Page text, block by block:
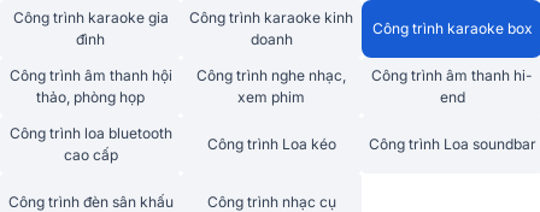
Công trình karaoke gia
đình
Công trình karaoke kinh
doanh
Công trình karaoke box
Công trình âm thanh hội
thảo, phòng họp
Công trình nghe nhạc,
xem phim
Công trình âm thanh hi-
end
Công trình loa bluetooth
cao cấp
Công trình Loa kéo Công trình Loa soundbar
Công trình đèn sân khấu Công trình nhạc cụ